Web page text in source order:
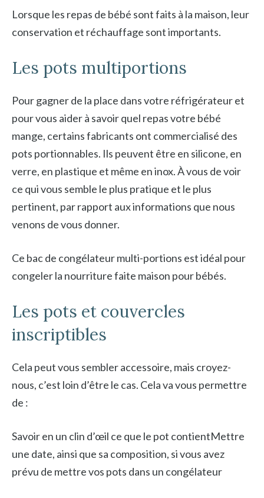
Lorsque les repas de bébé sont faits à la maison, leur
conservation et réchauffage sont importants.
Les pots multiportions
Pour gagner de la place dans votre réfrigérateur et
pour vous aider à savoir quel repas votre bébé
mange, certains fabricants ont commercialisé des
pots portionnables. Ils peuvent être en silicone, en
verre, en plastique et même en inox. À vous de voir
ce qui vous semble le plus pratique et le plus
pertinent, par rapport aux informations que nous
venons de vous donner.
Ce bac de congélateur multi-portions est idéal pour
congeler la nourriture faite maison pour bébés.
Les pots et couvercles
inscriptibles
Cela peut vous sembler accessoire, mais croyez-
nous, c’est loin d’être le cas. Cela va vous permettre
de :
Savoir en un clin d’œil ce que le pot contientMettre
une date, ainsi que sa composition, si vous avez
prévu de mettre vos pots dans un congélateur